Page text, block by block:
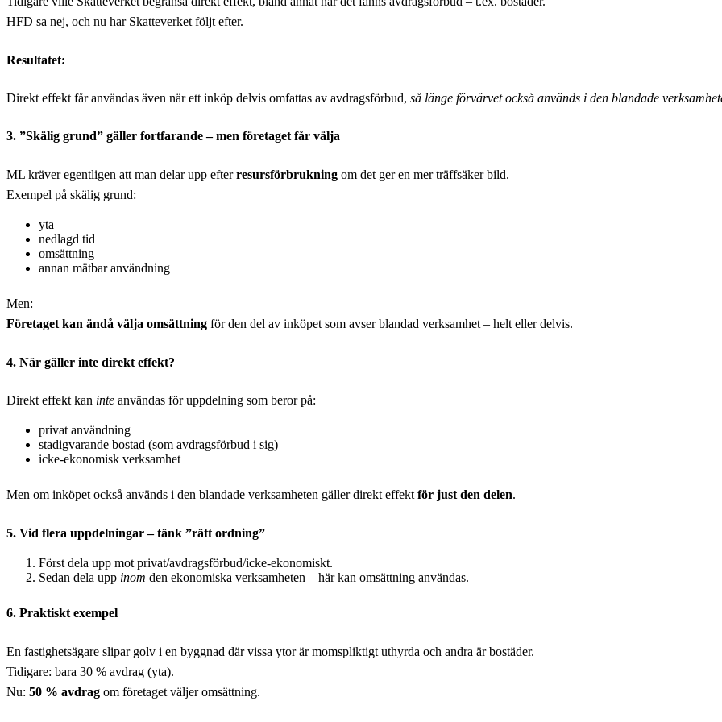
HFD sa nej, och nu har Skatteverket följt efter.
Resultatet:
Direkt effekt får användas även när ett inköp delvis omfattas av avdragsförbud, så länge förvärvet också används i den blandade
3. ”Skälig grund” gäller fortfarande – men företaget får välja
ML kräver egentligen att man delar upp efterresursförbrukning om det ger en mer träffsäker bild.
Exempel på skälig grund:
yta
nedlagd tid
omsättning
annan mätbar användning
Men:
Företaget kan ändå välja omsättning för den del av inköpet som avser blandad verksamhet – helt eller delvis.
4. När gäller inte direkt effekt?
Direkt effekt kan inte användas för uppdelning som beror på:
privat användning
stadigvarande bostad (som avdragsförbud i sig)
icke-ekonomisk verksamhet
Men om inköpet också används i den blandade verksamheten gäller direkt effekt för just den delen.
5. Vid flera uppdelningar – tänk ”rätt ordning”
Först dela upp mot privat/avdragsförbud/icke-ekonomiskt.
Sedan dela upp inom den ekonomiska verksamheten – här kan omsättning användas.
6. Praktiskt exempel
En fastighetsägare slipar golv i en byggnad där vissa ytor är momspliktigt uthyrda och andra är bostäder.
Tidigare: bara 30 % avdrag (yta).
Nu: 50 % avdrag om företaget väljer omsättning.